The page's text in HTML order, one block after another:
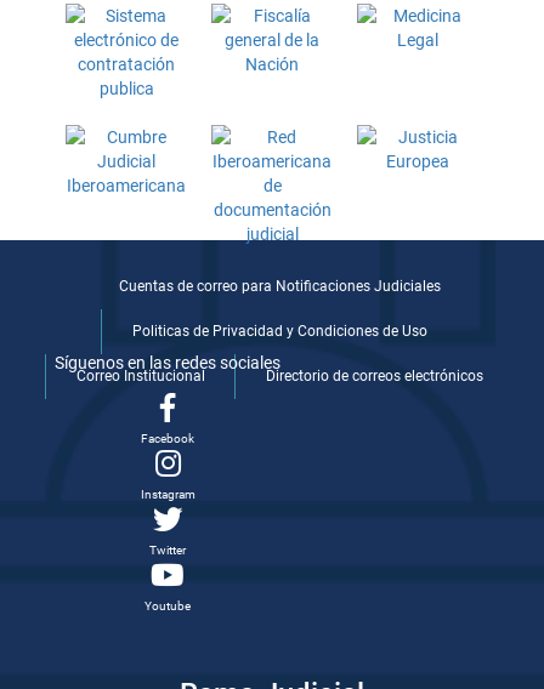
Cuentas de correo para Notificaciones Judiciales
Politicas de Privacidad y Condiciones de Uso
Correo Institucional Directorio de correos electrónicos
Síguenos en las redes sociales
Facebook
Instagram
Twitter
Youtube